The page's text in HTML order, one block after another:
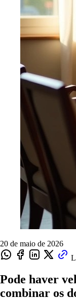
20 de maio de 2026
Pode haver
combinar os